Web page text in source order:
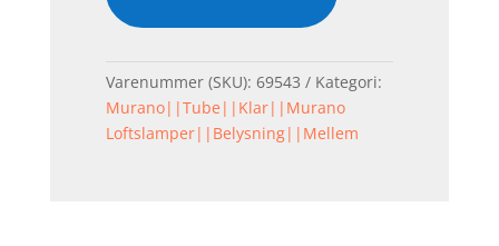
Varenummer (SKU): 69543
Kategori:
Murano||Tube||Klar||Murano
Loftslamper||Belysning||Mellem